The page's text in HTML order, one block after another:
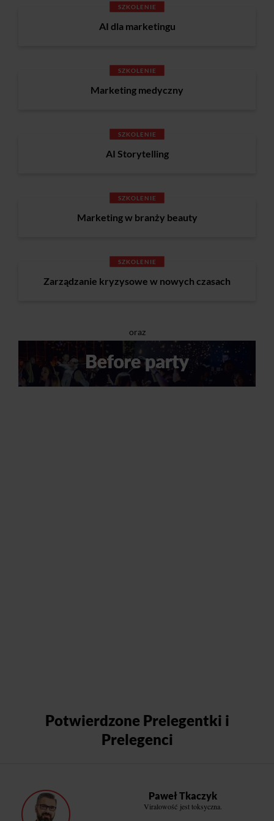
SZKOLENIE
AI dla marketingu
SZKOLENIE
Marketing medyczny
SZKOLENIE
AI Storytelling
SZKOLENIE
Marketing w branży beauty
SZKOLENIE
Zarządzanie kryzysowe w nowych czasach
oraz
Potwierdzone Prelegentki i
Prelegenci
Paweł Tkaczyk
Viralowość jest toksyczna.